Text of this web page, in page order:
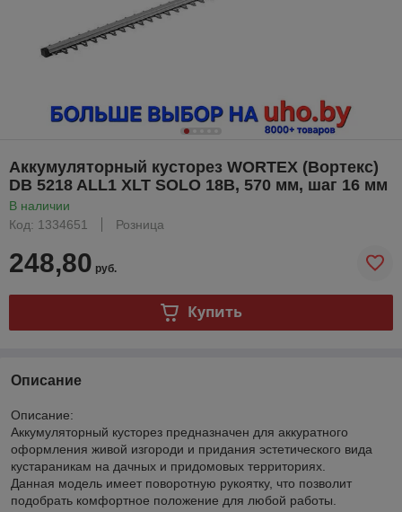
Аккумуляторный кусторез WORTEX (Вортекс)
DB 5218 ALL1 XLT SOLO 18В, 570 мм, шаг 16 мм
В наличии
Код: 1334651
Розница
248,80 руб.
Купить
Описание
Описание:
Аккумуляторный кусторез предназначен для аккуратного
оформления живой изгороди и придания эстетического вида
кустараникам на дачных и придомовых территориях.
Данная модель имеет поворотную рукоятку, что позволит
подобрать комфортное положение для любой работы.